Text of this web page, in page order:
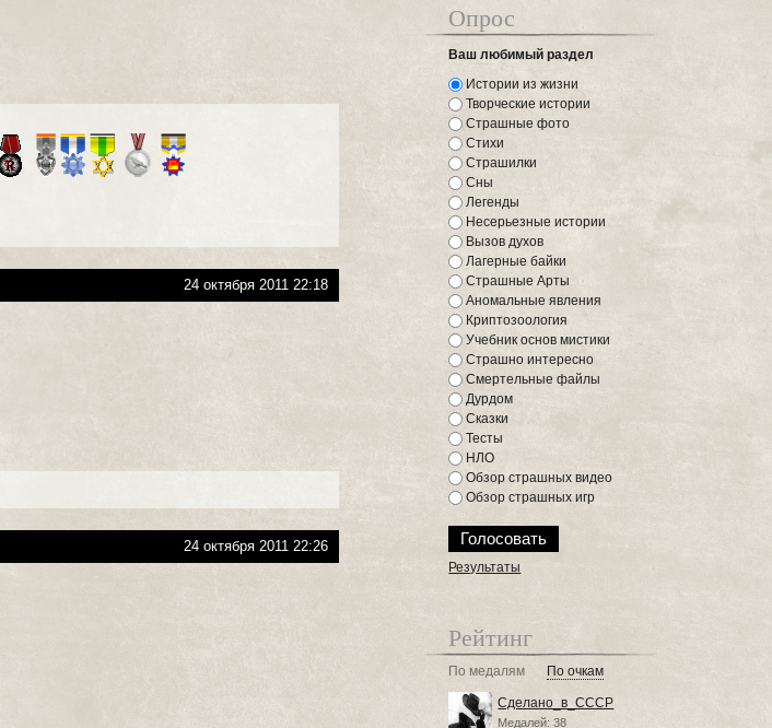
24 октября 2011 22:18
24 октября 2011 22:26
Опрос
Ваш любимый раздел
Истории из жизни
Творческие истории
Страшные фото
Стихи
Страшилки
Сны
Легенды
Несерьезные истории
Вызов духов
Лагерные байки
Страшные Арты
Аномальные явления
Криптозоология
Учебник основ мистики
Страшно интересно
Смертельные файлы
Дурдом
Сказки
Тесты
НЛО
Обзор страшных видео
Обзор страшных игр
Результаты
Рейтинг
По медалям По очкам
Сделано_в_СССР
Медалей: 38